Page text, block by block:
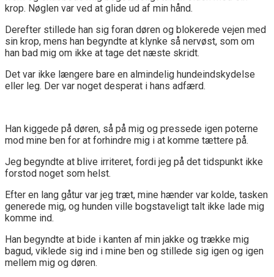
krop. Nøglen var ved at glide ud af min hånd.
Derefter stillede han sig foran døren og blokerede vejen med
sin krop, mens han begyndte at klynke så nervøst, som om
han bad mig om ikke at tage det næste skridt.
Det var ikke længere bare en almindelig hundeindskydelse
eller leg. Der var noget desperat i hans adfærd.
Han kiggede på døren, så på mig og pressede igen poterne
mod mine ben for at forhindre mig i at komme tættere på.
Jeg begyndte at blive irriteret, fordi jeg på det tidspunkt ikke
forstod noget som helst.
Efter en lang gåtur var jeg træt, mine hænder var kolde, tasken
generede mig, og hunden ville bogstaveligt talt ikke lade mig
komme ind.
Han begyndte at bide i kanten af min jakke og trække mig
bagud, viklede sig ind i mine ben og stillede sig igen og igen
mellem mig og døren.